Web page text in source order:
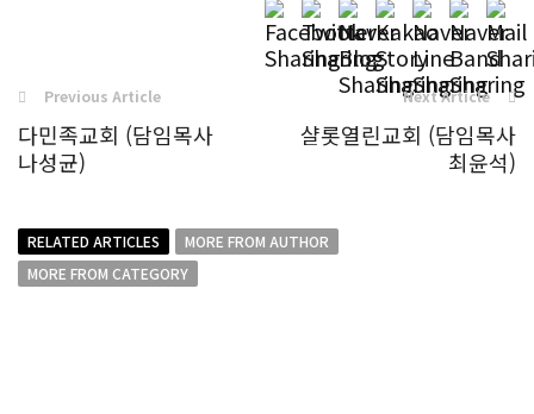
Previous Article
다민족교회 (담임목사
나성균)
Next Article
샬롯열린교회 (담임목사
최윤석)
RELATED ARTICLES
MORE FROM AUTHOR
MORE FROM CATEGORY